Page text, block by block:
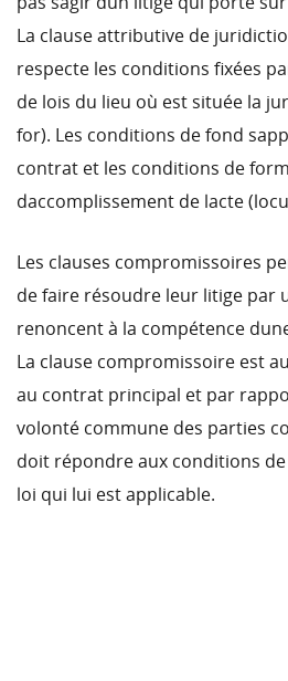
La clause attributive de
respecte les conditions fixées
de lois du lieu où est située la
for). Les conditions de fond
contrat et les conditions de
daccomplissement de lacte
Les clauses compromissoires
de faire résoudre leur litige par
renoncent à la compétence
La clause compromissoire est
au contrat principal et par
volonté commune des parties
doit répondre aux conditions
loi qui lui est applicable.